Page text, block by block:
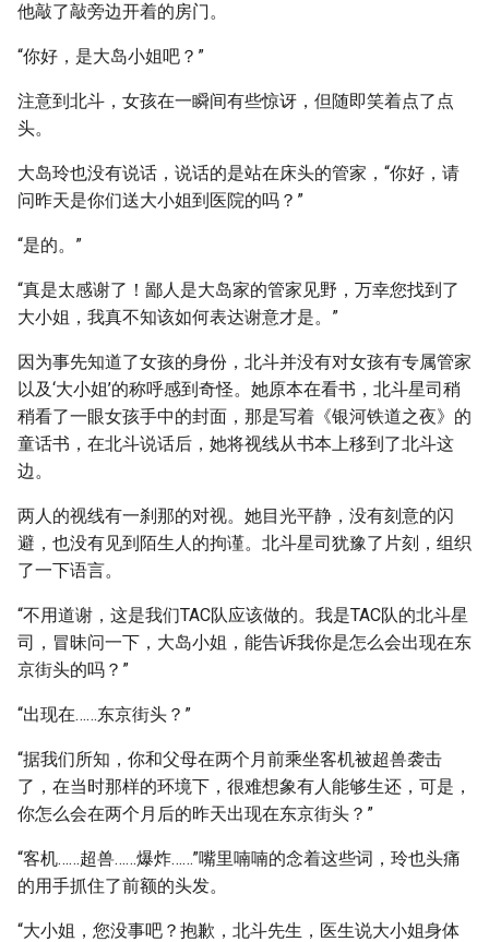
他敲了敲旁边开着的房门。
“你好，是大岛小姐吧？”
注意到北斗，女孩在一瞬间有些惊讶，但随即笑着点了点
头。
大岛玲也没有说话，说话的是站在床头的管家，“你好，请
问昨天是你们送大小姐到医院的吗？”
“是的。”
“真是太感谢了！鄙人是大岛家的管家见野，万幸您找到了
大小姐，我真不知该如何表达谢意才是。”
因为事先知道了女孩的身份，北斗并没有对女孩有专属管家
以及‘大小姐’的称呼感到奇怪。她原本在看书，北斗星司稍
稍看了一眼女孩手中的封面，那是写着《银河铁道之夜》的
童话书，在北斗说话后，她将视线从书本上移到了北斗这
边。
两人的视线有一刹那的对视。她目光平静，没有刻意的闪
避，也没有见到陌生人的拘谨。北斗星司犹豫了片刻，组织
了一下语言。
“不用道谢，这是我们TAC队应该做的。我是TAC队的北斗星
司，冒昧问一下，大岛小姐，能告诉我你是怎么会出现在东
京街头的吗？”
“出现在……东京街头？”
“据我们所知，你和父母在两个月前乘坐客机被超兽袭击
了，在当时那样的环境下，很难想象有人能够生还，可是，
你怎么会在两个月后的昨天出现在东京街头？”
“客机……超兽……爆炸……”嘴里喃喃的念着这些词，玲也头痛
的用手抓住了前额的头发。
“大小姐，您没事吧？抱歉，北斗先生，医生说大小姐身体